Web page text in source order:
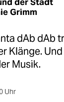
Grimm
dAb dAb
Klänge.
Musik.
Uhr